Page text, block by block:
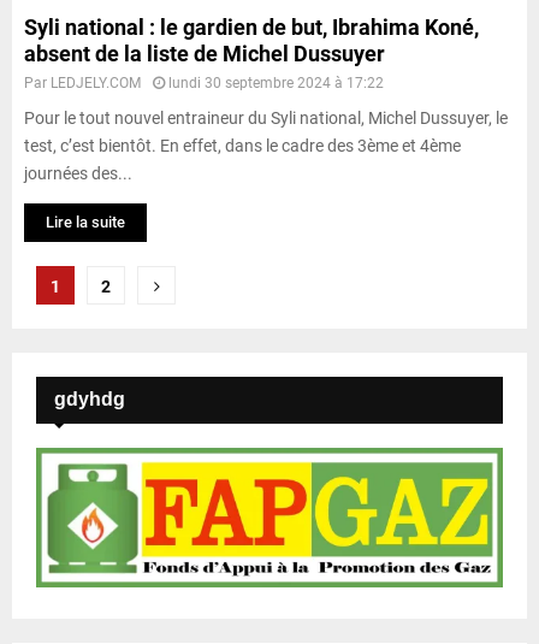
Syli national : le gardien de but, Ibrahima Koné,
absent de la liste de Michel Dussuyer
Par LEDJELY.COM lundi 30 septembre 2024 à 17:22
Pour le tout nouvel entraineur du Syli national, Michel Dussuyer, le
test, c’est bientôt. En effet, dans le cadre des 3ème et 4ème
journées des...
Lire la suite
P
g
i
n
a
i
1 2
gdyhdg